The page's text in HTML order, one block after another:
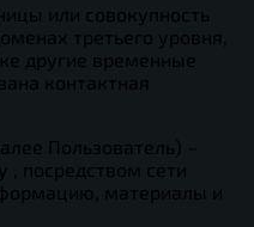
или совокупность
третьего уровня,
другие временные
контактная
Пользователь) –
, посредством сети
материалы и